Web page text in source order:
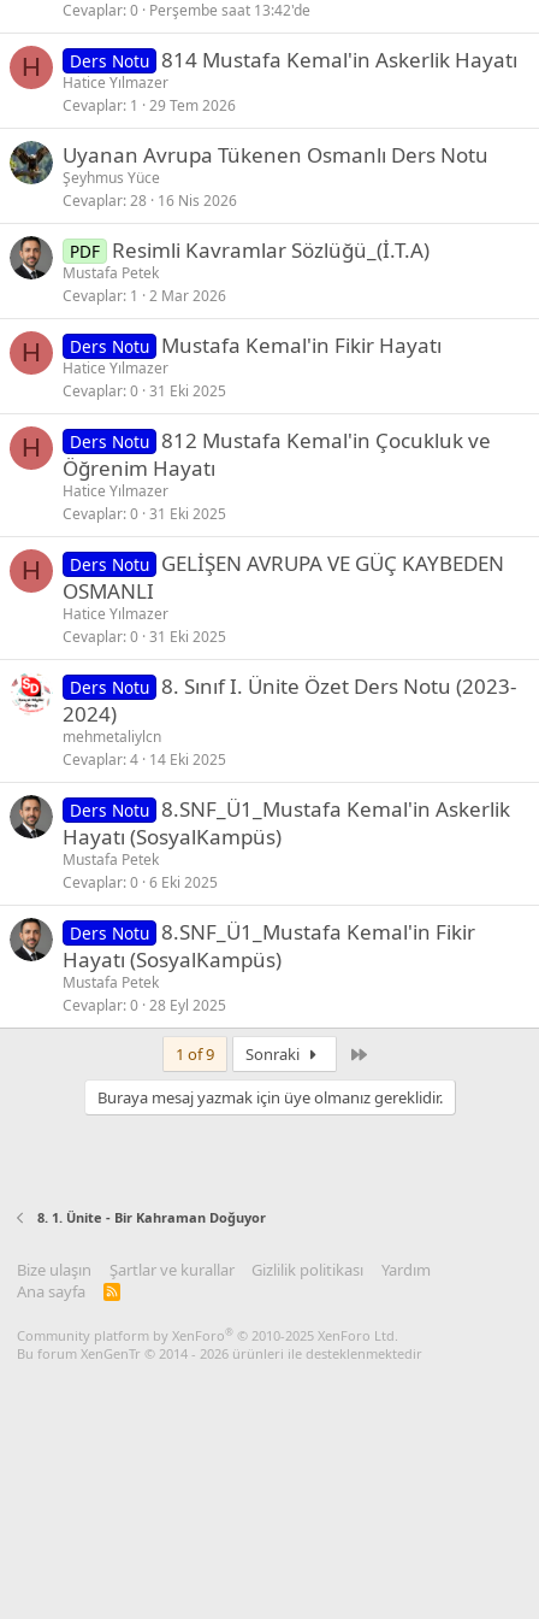
Cevaplar 0 Perşembe saat 13:42'de
H Ders Notu 814 Mustafa Kemal'in Askerlik Hayatı
Hatice Yılmazer
Cevaplar 1 29 Tem 2026
Uyanan Avrupa Tükenen Osmanlı Ders Notu
Şeyhmus Yüce
Cevaplar 28 16 Nis 2026
PDF Resimli Kavramlar Sözlüğü_(İ.T.A)
Mustafa Petek
Cevaplar 1 2 Mar 2026
H Ders Notu Mustafa Kemal'in Fikir Hayatı
Hatice Yılmazer
Cevaplar 0 31 Eki 2025
H Ders Notu 812 Mustafa Kemal'in Çocukluk ve
Öğrenim Hayatı
Hatice Yılmazer
Cevaplar 0 31 Eki 2025
H Ders Notu GELİŞEN AVRUPA VE GÜÇ KAYBEDEN
OSMANLI
Hatice Yılmazer
Cevaplar 0 31 Eki 2025
Ders Notu 8. Sınıf I. Ünite Özet Ders Notu (2023-
2024)
mehmetaliylcn
Cevaplar 4 14 Eki 2025
Ders Notu 8.SNF_Ü1_Mustafa Kemal'in Askerlik
Hayatı (SosyalKampüs)
Mustafa Petek
Cevaplar 0 6 Eki 2025
Ders Notu 8.SNF_Ü1_Mustafa Kemal'in Fikir
Hayatı (SosyalKampüs)
Mustafa Petek
Cevaplar 0 28 Eyl 2025
1 of 9 Sonraki
Buraya mesaj yazmak için üye olmanız gereklidir.
8. 1. Ünite - Bir Kahraman Doğuyor
Bize ulaşın Şartlar ve kurallar Gizlilik politikası
Yardım
Ana sayfa
R
Community platform by XenForo® © 2010-2025 XenForo Ltd.
Bu forum XenGenTr © 2014 - 2026 ürünleri ile desteklenmektedir